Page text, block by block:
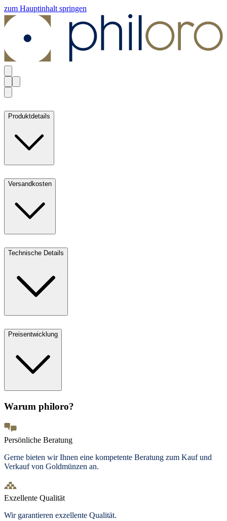
zum Hauptinhalt springen
Produktdetails
Versandkosten
Technische Details
Preisentwicklung
Warum philoro?
Persönliche Beratung
Gerne bieten wir Ihnen eine kompetente Beratung zum Kauf und
Verkauf von Goldmünzen an.
Exzellente Qualität
Wir garantieren exzellente Qualität.